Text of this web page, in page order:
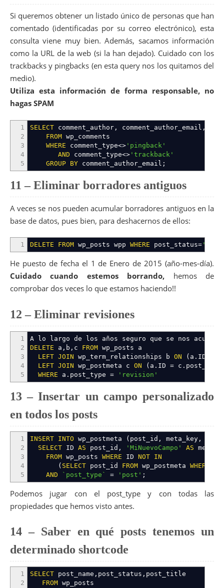
Si queremos obtener un listado único de personas que han
comentado (identificadas por su correo electrónico), esta
consulta viene muy bien. Además, sacamos información
como la URL de la web (si la han dejado). Cuidado con los
trackbacks y pingbacks (en esta query nos los quitamos del
medio).
Utiliza esta información de forma responsable, no
hagas SPAM
1
2
3
4
5
SELECT comment_author , comment_author_email ,
FROM wp_comments
WHERE comment_type<> 'pingback'
AND comment_type<> 'trackback'
GROUP BY comment_author_email;
11 – Eliminar borradores antiguos
A veces se nos pueden acumular borradores antiguos en la
base de datos, pues bien, para deshacernos de ellos:
1 DELETE FROM wp_posts wpp WHERE post_status=
He puesto de fecha el 1 de Enero de 2015 (año-mes-día).
Cuidado cuando estemos borrando, hemos de
comprobar dos veces lo que estamos haciendo!!
12 – Eliminar revisiones
1
2
3
4
5
A lo largo de los años seguro que se nos
DELETE a , b , c FROM wp_posts a
LEFT JOIN wp_term_relationships b ON ( a . ID
LEFT JOIN wp_postmeta c ON ( a . ID = c . post_id
WHERE a . post_type = 'revision'
13 – Insertar un campo personalizado
en todos los posts
1
2
3
4
5
INSERT INTO wp_postmeta ( post_id , meta_key ,
SELECT ID AS post_id , 'MiNuevoCampo' AS
FROM wp_posts WHERE ID NOT IN
( SELECT post_id FROM wp_postmeta WHERE
AND
`post_type` = 'post' ;
Podemos jugar con el post_type y con todas las
propiedades que hemos visto antes.
14 – Saber en qué posts tenemos un
determinado shortcode
1
2
SELECT post_name , post_status , post_title
FROM wp_posts